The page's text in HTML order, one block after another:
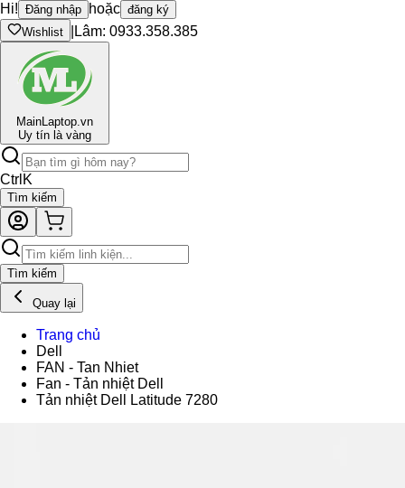
Hi! Đăng nhập hoặc đăng ký
Wishlist
Lâm: 0933.358.385
MainLaptop.vn
Uy tín là vàng
Ctrl K
Tìm kiếm
Tìm kiếm
Quay lại
Trang chủ
Dell
FAN - Tan Nhiet
Fan - Tản nhiệt Dell
Tản nhiệt Dell Latitude 7280